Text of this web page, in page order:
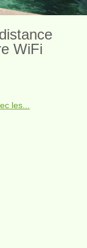
WiFi
les...